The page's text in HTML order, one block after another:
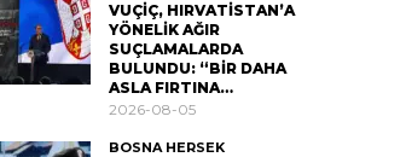
VUÇİÇ, HIRVATİSTAN’A
YÖNELİK AĞIR
SUÇLAMALARDA
BULUNDU: “BİR DAHA
ASLA FIRTINA…
2026-08-05
BOSNA HERSEK